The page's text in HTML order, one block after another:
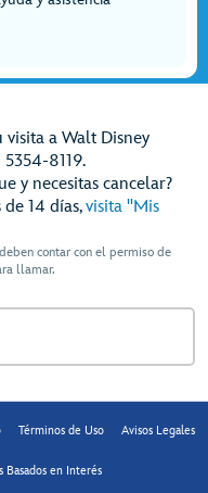
visita a Walt Disney
8119.
y necesitas cancelar?
14 días,visita "Mis
contar con el permiso de
llamar.
Términos de Uso Avisos Legales
Basados en Interés